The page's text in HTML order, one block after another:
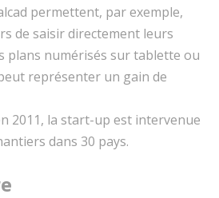
permettent, par exemple,
de saisir directement leurs
plans numérisés sur tablette ou
représenter un gain de
2011, la start-up est intervenue
dans 30 pays.